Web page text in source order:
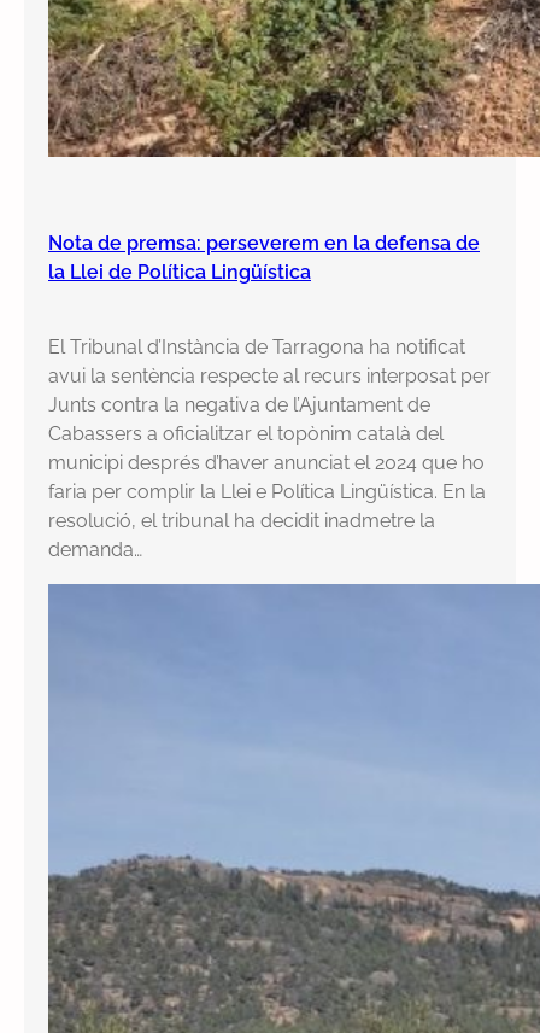
Nota de premsa: perseverem en la defensa de
la Llei de Política Lingüística
El Tribunal d’Instància de Tarragona ha notificat
avui la sentència respecte al recurs interposat per
Junts contra la negativa de l’Ajuntament de
Cabassers a oficialitzar el topònim català del
municipi després d’haver anunciat el 2024 que ho
faria per complir la Llei e Política Lingüística. En la
resolució, el tribunal ha decidit inadmetre la
demanda…